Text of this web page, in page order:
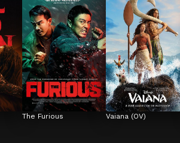
The Furious Vaiana (OV)